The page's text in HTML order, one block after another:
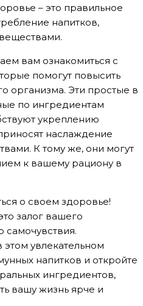
– это правильное
напитков,
вам ознакомиться с
помогут повысить
организма. Эти простые в
по ингредиентам
укреплению
наслаждение
К тому же, они могут
к вашему рациону в
о своем здоровье!
залог вашего
самочувствия.
увлекательном
напитков и откройте
ингредиентов,
вашу жизнь ярче и